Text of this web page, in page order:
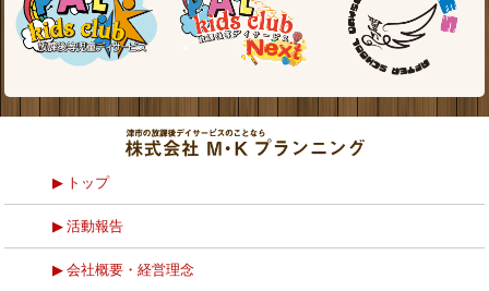
トップ
活動報告
会社概要・経営理念